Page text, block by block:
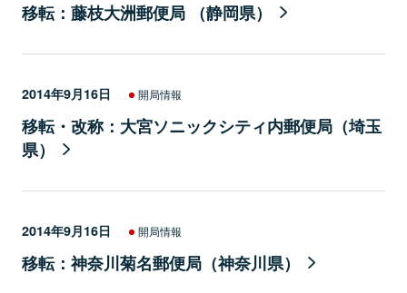
移転：藤枝大洲郵便局 （静岡県）
2014年9月16日 開局情報
移転・改称：大宮ソニックシティ内郵便局（埼玉
県）
2014年9月16日 開局情報
移転：神奈川菊名郵便局（神奈川県）